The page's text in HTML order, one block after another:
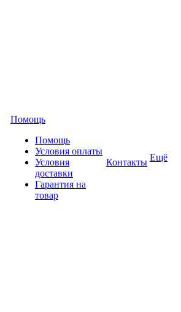
Помощь
Помощь
Условия оплаты
Условия
доставки
Гарантия на
товар
Контакты Ещё